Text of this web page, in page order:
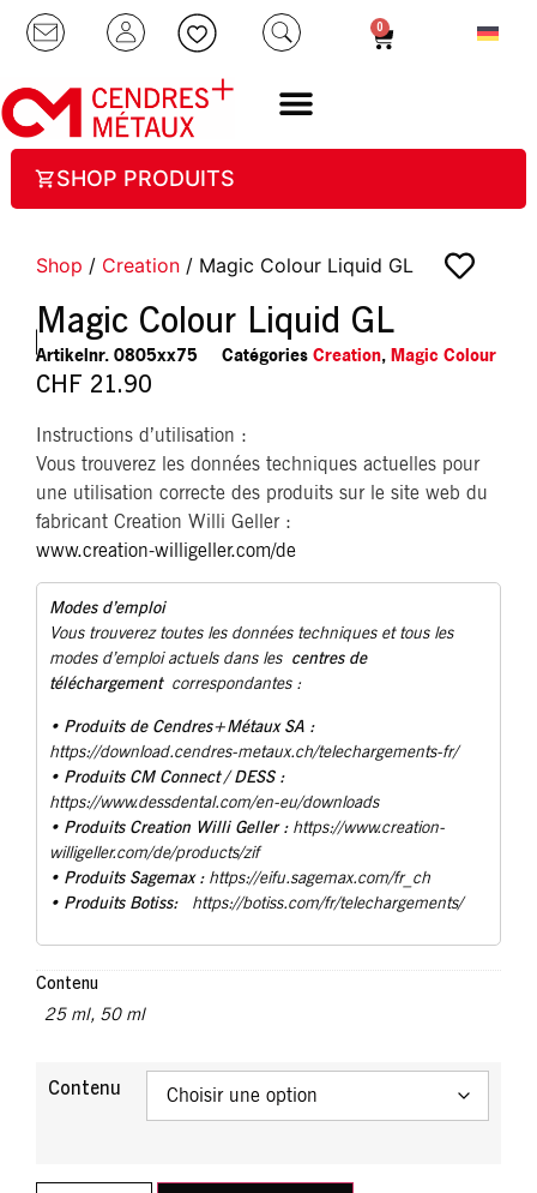
0
SHOP PRODUITS
Shop / Creation / Magic Colour Liquid GL
Magic Colour Liquid GL
Artikelnr. 0805xx75 Catégories Creation, Magic Colour
CHF 21.90
Instructions d’utilisation :
Vous trouverez les données techniques actuelles pour
une utilisation correcte des produits sur le site web du
fabricant Creation Willi Geller :
www.creation-willigeller.com/de
Modes d’emploi
Vous trouverez toutes les données techniques et tous les
modes d’emploi actuels dans les centres de
téléchargementcorrespondantes :
• Produits de Cendres+Métaux SA :
https://download.cendres-metaux.ch/telechargements-fr/
• Produits CM Connect / DESS :
https://www.dessdental.com/en-eu/downloads
• Produits Creation Willi Geller : https://www.creation-
willigeller.com/de/products/zif
• Produits Sagemax : https://eifu.sagemax.com/fr_ch
• Produits Botiss: https://botiss.com/fr/telechargements/
Contenu
25 ml, 50 ml
Contenu